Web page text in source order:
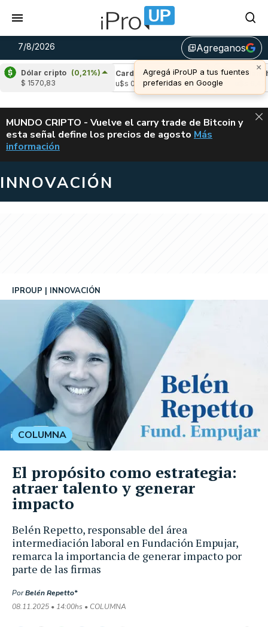
7/8/2026 library_addAgreganos
×
Agregá iProUP a tus fuentes
preferidas en Google
Dólar cripto (0,21%)
$ 1570,83
(-1,57%)
Cardano
(4,80%)
u$s 0,20
Avalanche
u$s 6,42
ALERTA
MUNDO CRIPTO - Vuelve el carry trade de Bitcoin y
esta señal define los precios de agosto VUELVE EL
Más
información
INNOVACIÓN
Belén Repetto, responsable del área
intermediación laboral en Fundación Empujar,
remarca la importancia de generar impacto por
parte de las firmas
IPROUP INNOVACIÓN
PorBelén Repetto*
08.11.2025 • 14:00hs • COLUMNA
COLUMNA
El propósito como estrategia:
atraer talento y generar
impacto